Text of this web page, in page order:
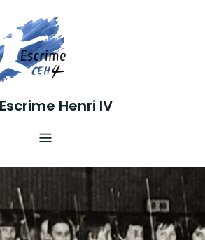
Henri IV